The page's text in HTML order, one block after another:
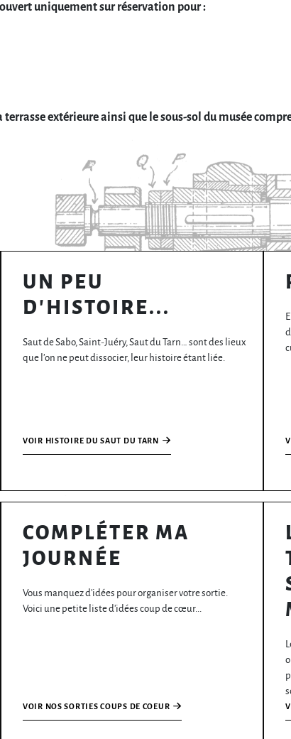
uniquement sur réservation pour :
extérieure ainsi que le sous-sol du musée
UN PEU
D'HISTOIRE...
Saut de Sabo, Saint-Juéry, Saut du Tarn… sont des lieux
que l’on ne peut dissocier, leur histoire étant liée.
VOIR HISTOIRE DU SAUT DU TARN
COMPLÉTER MA
JOURNÉE
Vous manquez d'idées pour organiser votre sortie.
Voici une petite liste d'idées coup de cœur...
VOIR NOS SORTIES COUPS DE COEUR